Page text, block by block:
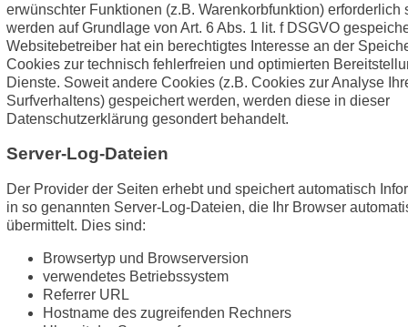
erwünschter Funktionen (z.B. Warenkorbfunktion) erforderlich
werden auf Grundlage von Art. 6 Abs. 1 lit. f DSGVO
Websitebetreiber hat ein berechtigtes Interesse an der
Cookies zur technisch fehlerfreien und optimierten
Dienste. Soweit andere Cookies (z.B. Cookies zur Analyse
Surfverhaltens) gespeichert werden, werden diese in dieser
Datenschutzerklärung gesondert behandelt.
Server-Log-Dateien
Der Provider der Seiten erhebt und speichert automatisch
in so genannten Server-Log-Dateien, die Ihr Browser
übermittelt. Dies sind:
Browsertyp und Browserversion
verwendetes Betriebssystem
Referrer URL
Hostname des zugreifenden Rechners